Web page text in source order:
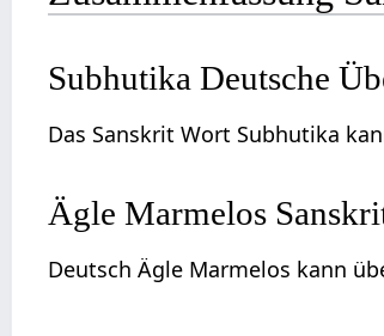
Subhutika Deutsche
Das Sanskrit Wort Subhutika
Ägle Marmelos
Deutsch Ägle Marmelos kann